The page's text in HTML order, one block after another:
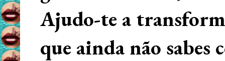
Ajudo-te a
que ainda não